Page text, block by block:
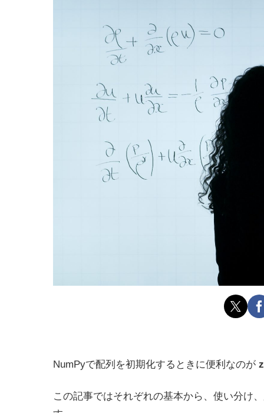
NumPyで配列を初期化するときに便利なのが
この記事ではそれぞれの基本から、使い分け